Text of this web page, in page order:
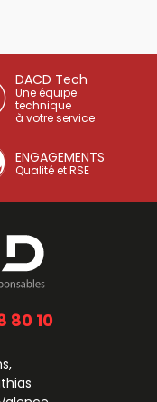
DACD Tech
Une équipe
technique
à votre service
ENGAGEMENTS
Qualité et RSE
80 10